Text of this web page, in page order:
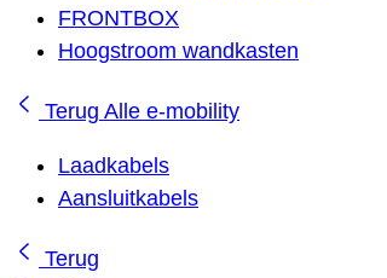
FRONTBOX
Hoogstroom wandkasten
Terug Alle e-mobility
Laadkabels
Aansluitkabels
Terug